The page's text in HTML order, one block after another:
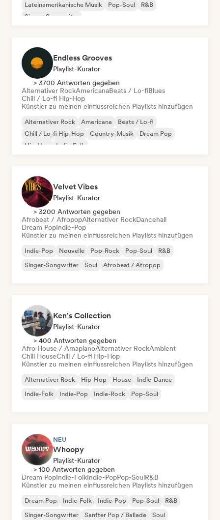
Lateinamerikanische Musik
Pop-Soul
R&B
Singer-Songwriter
Endless Grooves
Playlist-Kurator
> 3700 Antworten gegeben
Alternativer RockAmericanaBeats / Lo-fiBlues
Chill / Lo-fi Hip-Hop
Künstler zu meinen einflussreichen Playlists hinzufügen
Alternativer Rock Americana
Beats / Lo-fi
Chill / Lo-fi Hip-Hop
Country-Musik
Dream Pop
Hip-Hop
Indie-Folk
Velvet Vibes
Playlist-Kurator
> 3200 Antworten gegeben
Afrobeat / AfropopAlternativer RockDancehall
Dream PopIndie-Pop
Künstler zu meinen einflussreichen Playlists hinzufügen
Indie-Pop Nouvelle Pop-Rock Pop-Soul
R&B
Singer-Songwriter
Soul Afrobeat / Afropop
Ken's Collection
Playlist-Kurator
> 400 Antworten gegeben
Afro House / AmapianoAlternativer RockAmbient
Chill HouseChill / Lo-fi Hip-Hop
Künstler zu meinen einflussreichen Playlists hinzufügen
Alternativer Rock Hip-Hop House
Indie-Dance
Indie-Folk
Indie-Pop Indie-Rock Pop-Soul
NEU
Whoopy
Playlist-Kurator
> 100 Antworten gegeben
Dream PopIndie-FolkIndie-PopPop-SoulR&B
Künstler zu meinen einflussreichen Playlists hinzufügen
Dream Pop Indie-Folk Indie-Pop Pop-Soul
R&B
Singer-Songwriter
Sanfter Pop / Ballade Soul